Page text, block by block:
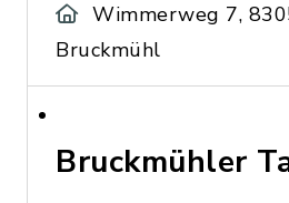
Wimmerweg 7,
Bruckmühl
Bruckmühler